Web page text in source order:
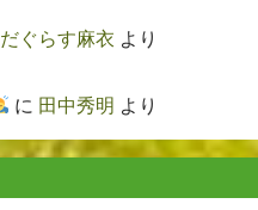
だぐらす麻衣 より
に 田中秀明 より